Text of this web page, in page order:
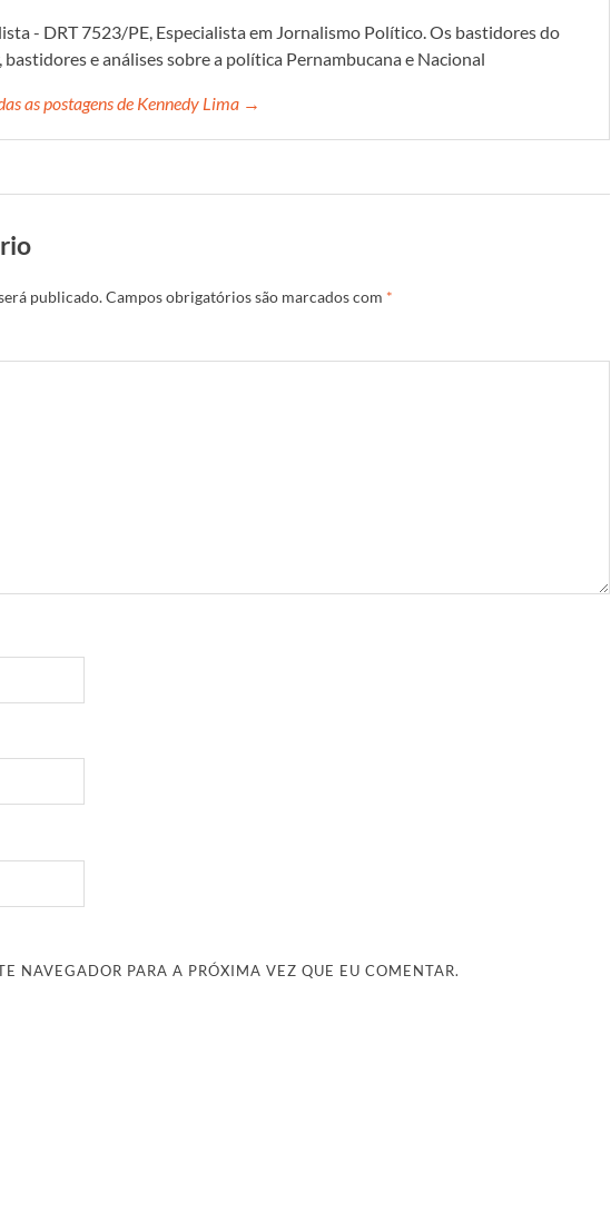
- DRT 7523/PE, Especialista em Jornalismo Político. Os bastidores do
bastidores e análises sobre a política Pernambucana e Nacional
as postagens de Kennedy Lima →
publicado.Campos obrigatórios são marcados com *
NAVEGADOR PARA A PRÓXIMA VEZ QUE EU COMENTAR.